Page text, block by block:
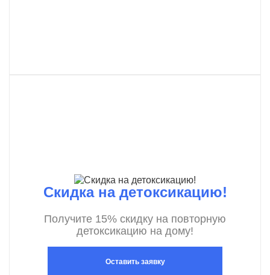
Скидка на детоксикацию!
Получите 15% скидку на повторную
детоксикацию на дому!
Оставить заявку